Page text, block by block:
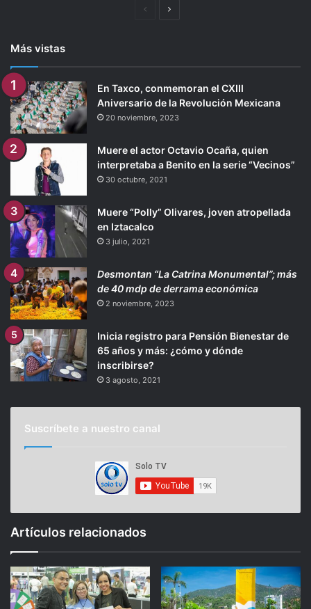
PáginaSiguiente
Más vistas
En Taxco, conmemoran el CXIII
Aniversario de la Revolución Mexicana
20 noviembre, 2023
Muere el actor Octavio Ocaña, quien
interpretaba a Benito en la serie “Vecinos”
30 octubre, 2021
Muere “Polly” Olivares, joven atropellada
en Iztacalco
3 julio, 2021
Desmontan “La Catrina Monumental”; más
de 40 mdp de derrama económica
2 noviembre, 2023
Inicia registro para Pensión Bienestar de
65 años y más: ¿cómo y dónde
inscribirse?
3 agosto, 2021
Suscríbete a nuestro canal
Artículos relacionados